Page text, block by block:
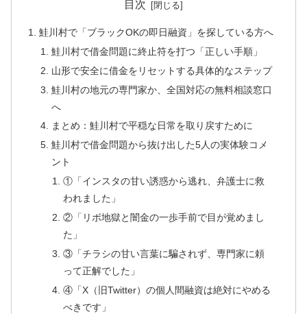
目次
鮭川村で「ブラックOKの即日融資」を探している方へ
鮭川村で借金問題に終止符を打つ「正しい手順」
山形で安全に借金をリセットする具体的なステップ
鮭川村の地元の専門家か、全国対応の無料相談窓口
へ
まとめ：鮭川村で平穏な日常を取り戻すために
鮭川村で借金問題から抜け出した5人の実体験コメ
ント
①「インスタの甘い誘惑から逃れ、弁護士に救
われました」
②「リボ地獄と闇金の一歩手前で目が覚めまし
た」
③「チラシの甘い言葉に騙されず、専門家に頼
って正解でした」
④「X（旧Twitter）の個人間融資は絶対にやめる
べきです」